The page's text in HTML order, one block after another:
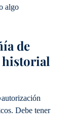
algo
de
historial
Debe tener